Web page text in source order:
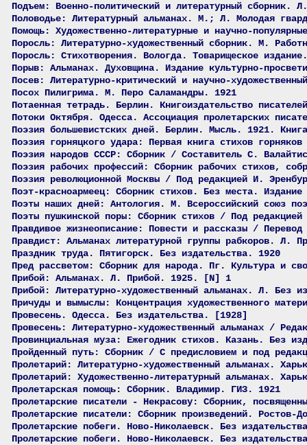
Подъем: Военно-политический и литературный сборник.
Половодье: Литературный альманах. М.; Л. Молодая
Помощь: Художественно-литературные и научно-
Поросль: Литературно-художественный сборник. М.
Поросль: Стихотворения. Вологда. Товарищеское
Порыв: Альманах. Духовщина. Издание культурно-
Посев: Литературно-критический и научно-
Посох Пилигрима. М. Перо Саламандры. 1921
Потаенная тетрадь. Берлин. Книгоиздательство
Потоки Октября. Одесса. Ассоциация пролетарских
Поэзия большевистских дней. Берлин. Мысль. 1921.
Поэзия горняцкого удара: Первая книга стихов
Поэзия народов СССР: Сборник / Составитель С.
Поэзия рабочих профессий: Сборник рабочих стихов,
Поэзия революционной Москвы / Под редакцией И.
Поэт-красноармеец: Сборник стихов. Без места.
Поэты наших дней: Антология. М. Всероссийский союз
Поэты пушкинской поры: Сборник стихов / Под
Правдивое жизнеописание: Повести и рассказы /
Правдист: Альманах литературной группы рабкоров. Л.
Праздник труда. Пятигорск. Без издательства. 1920
Пред рассветом: Сборник для народа. Пг. Культура и
Прибой: Альманах. Л. Прибой. 1925. [N] 1
Прибой: Литературно-художественный альманах. Л. Без
Причуды и вымыслы: Концентрация художественного
Провесень. Одесса. Без издательства. [1928]
Провесень: Литературно-художественный альманах /
Провинциальная муза: Ежегодник стихов. Казань. Без
Пройденный путь: Сборник / С предисловием и под
Пролетарий: Литературно-художественный альманах.
Пролетарий: Художественно-литературный альманах.
Пролетарская помощь: Сборник. Владимир. ГИЗ. 1921
Пролетарские писатели - Некрасову: Сборник,
Пролетарские писатели: Сборник произведений.
Пролетарские побеги. Ново-Николаевск. Без
Пролетарские побеги. Ново-Николаевск. Без